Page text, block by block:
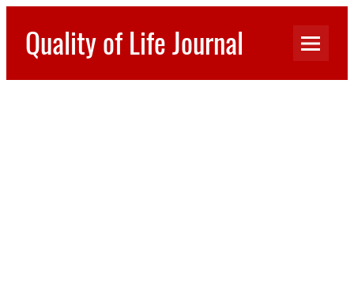
Перейти
содержимому
Quality of Life Journal